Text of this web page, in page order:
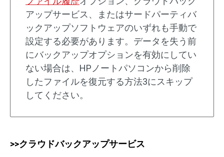
アップサービス、またはサードパーティバ
ックアップソフトウェアのいずれも手動で
設定する必要があります。データを失う前
にバックアップオプションを有効にしてい
ない場合は、HPノートパソコンから削除
したファイルを復元する方法3にスキップ
してください。
>>クラウドバックアップサービス